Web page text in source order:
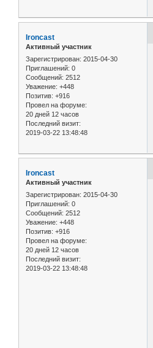
Ironcast
Активный участник
Зарегистрирован: 2015-04-30
Приглашений: 0
Сообщений: 2512
Уважение: +448
Позитив: +916
Провел на форуме:
20 дней 12 часов
Последний визит:
2019-03-22 13:48:48
Ironcast
Активный участник
Зарегистрирован: 2015-04-30
Приглашений: 0
Сообщений: 2512
Уважение: +448
Позитив: +916
Провел на форуме:
20 дней 12 часов
Последний визит:
2019-03-22 13:48:48